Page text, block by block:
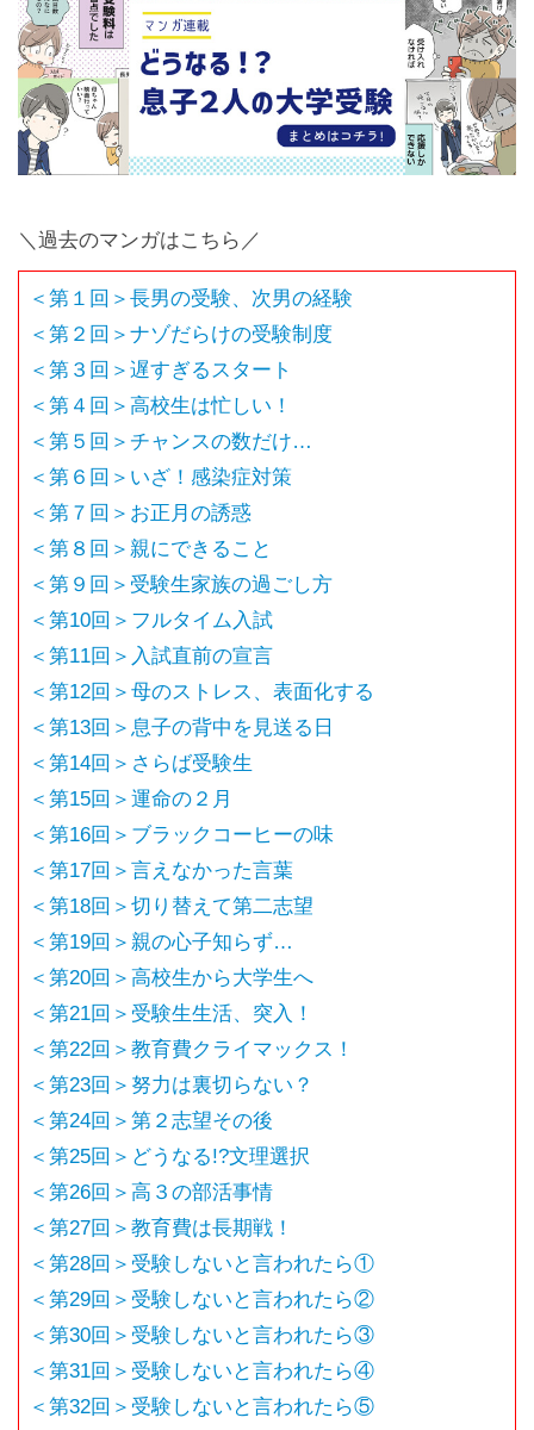
＼過去のマンガはこちら／
＜第１回＞長男の受験、次男の経験
＜第２回＞ナゾだらけの受験制度
＜第３回＞遅すぎるスタート
＜第４回＞高校生は忙しい！
＜第５回＞チャンスの数だけ…
＜第６回＞いざ！感染症対策
＜第７回＞お正月の誘惑
＜第８回＞親にできること
＜第９回＞受験生家族の過ごし方
＜第10回＞フルタイム入試
＜第11回＞入試直前の宣言
＜第12回＞母のストレス、表面化する
＜第13回＞息子の背中を見送る日
＜第14回＞さらば受験生
＜第15回＞運命の２月
＜第16回＞ブラックコーヒーの味
＜第17回＞言えなかった言葉
＜第18回＞切り替えて第二志望
＜第19回＞親の心子知らず…
＜第20回＞高校生から大学生へ
＜第21回＞受験生生活、突入！
＜第22回＞教育費クライマックス！
＜第23回＞努力は裏切らない？
＜第24回＞第２志望その後
＜第25回＞どうなる!?文理選択
＜第26回＞高３の部活事情
＜第27回＞教育費は長期戦！
＜第28回＞受験しないと言われたら①
＜第29回＞受験しないと言われたら②
＜第30回＞受験しないと言われたら③
＜第31回＞受験しないと言われたら④
＜第32回＞受験しないと言われたら⑤